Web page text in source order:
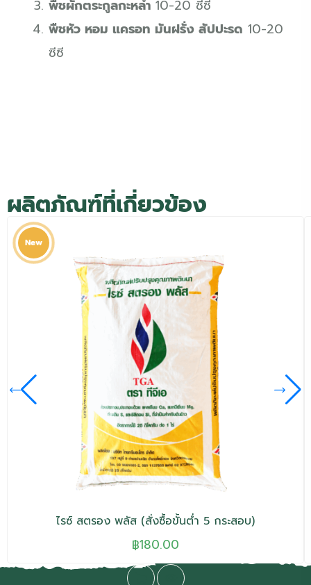
พืชผักตระกูลกะหล่ำ 10-20 ซีซี
พืชหัว หอม แครอท มันฝรั่ง สัปปะรด 10-20
ซีซี
ผลิตภัณฑ์ที่เกี่ยวข้อง
New
ไรซ์ สตรอง พลัส (สั่งซื้อขั้นต่ำ 5 กระสอบ)
฿180.00